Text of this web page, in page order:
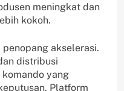
meningkat dan
kokoh.
akselerasi.
distribusi
yang
Platform